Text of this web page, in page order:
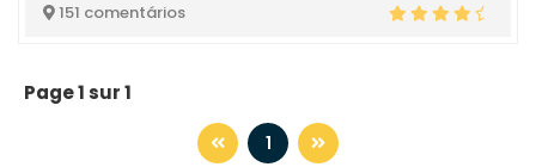
151 comentários
Page 1 sur 1
1